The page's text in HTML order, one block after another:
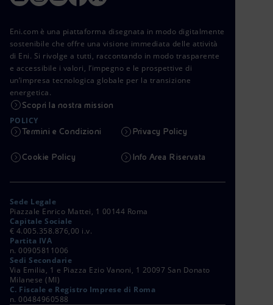
Eni.com è una piattaforma disegnata in modo digitalmente
sostenibile che offre una visione immediata delle attività
di Eni. Si rivolge a tutti, raccontando in modo trasparente
e accessibile i valori, l’impegno e le prospettive di
un’impresa tecnologica globale per la transizione
energetica.
Scopri la nostra mission
POLICY
Termini e Condizioni Privacy Policy
Cookie Policy Info Area Riservata
Sede Legale
Piazzale Enrico Mattei, 1 00144 Roma
Capitale Sociale
€ 4.005.358.876,00 i.v.
Partita IVA
n. 00905811006
Sedi Secondarie
Via Emilia, 1 e Piazza Ezio Vanoni, 1 20097 San Donato
Milanese (MI)
C. Fiscale e Registro Imprese di Roma
n. 00484960588